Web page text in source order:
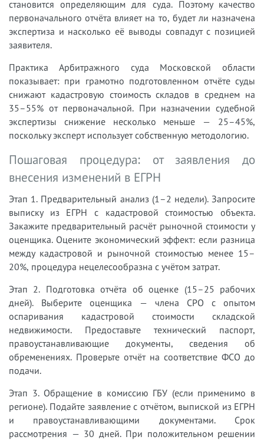
становится определяющим для суда. Поэтому качество
первоначального отчёта влияет на то, будет ли назначена
экспертиза и насколько её выводы совпадут с позицией
заявителя.
Практика Арбитражного суда Московской области
показывает: при грамотно подготовленном отчёте суды
снижают кадастровую стоимость складов в среднем на
35–55% от первоначальной. При назначении судебной
экспертизы снижение несколько меньше — 25–45%,
поскольку эксперт использует собственную методологию.
Пошаговая процедура: от заявления до
внесения изменений в ЕГРН
Этап 1. Предварительный анализ (1–2 недели). Запросите
выписку из ЕГРН с кадастровой стоимостью объекта.
Закажите предварительный расчёт рыночной стоимости у
оценщика. Оцените экономический эффект: если разница
между кадастровой и рыночной стоимостью менее 15–
20%, процедура нецелесообразна с учётом затрат.
Этап 2. Подготовка отчёта об оценке (15–25 рабочих
дней). Выберите оценщика — члена СРО с опытом
оспаривания кадастровой стоимости складской
недвижимости. Предоставьте технический паспорт,
правоустанавливающие документы, сведения об
обременениях. Проверьте отчёт на соответствие ФСО до
подачи.
Этап 3. Обращение в комиссию ГБУ (если применимо в
регионе). Подайте заявление с отчётом, выпиской из ЕГРН
и правоустанавливающими документами. Срок
рассмотрения — 30 дней. При положительном решении